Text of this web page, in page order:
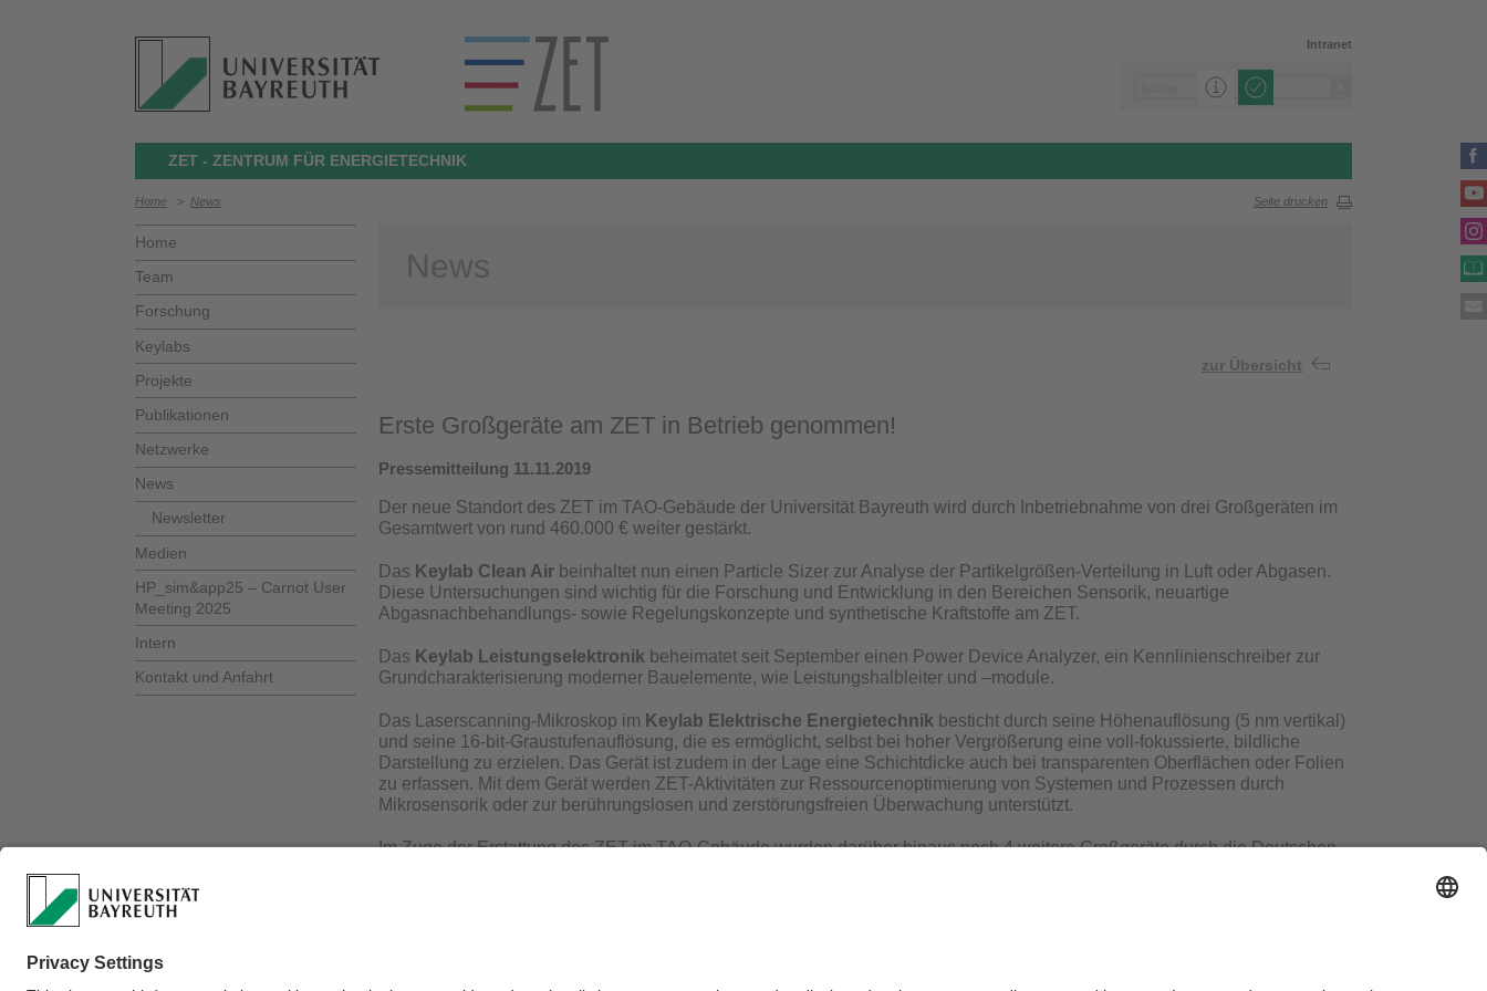
Intranet
ZET - ZENTRUM FÜR ENERGIETECHNIK
Home > News Seite drucken
Home
Team
Forschung
Keylabs
Projekte
Publikationen
Netzwerke
News
Newsletter
Medien
HP_sim&app25 – Carnot User
Meeting 2025
Intern
Kontakt und Anfahrt
News
zur Übersicht
Erste Großgeräte am ZET in Betrieb genommen!
Pressemitteilung 11.11.2019
Der neue Standort des ZET im TAO-Gebäude der Universität Bayreuth wird durch Inbetriebnahme von drei Großgeräten im
Gesamtwert von rund 460.000 € weiter gestärkt.
Das Keylab Clean Air beinhaltet nun einen Particle Sizer zur Analyse der Partikelgrößen-Verteilung in Luft oder Abgasen.
Diese Untersuchungen sind wichtig für die Forschung und Entwicklung in den Bereichen Sensorik, neuartige
Abgasnachbehandlungs- sowie Regelungskonzepte und synthetische Kraftstoffe am ZET.
Das Keylab Leistungselektronik beheimatet seit September einen Power Device Analyzer, ein Kennlinienschreiber zur
Grundcharakterisierung moderner Bauelemente, wie Leistungshalbleiter und –module.
Das Laserscanning-Mikroskop im Keylab Elektrische Energietechnik besticht durch seine Höhenauflösung (5 nm vertikal)
und seine 16-bit-Graustufenauflösung, die es ermöglicht, selbst bei hoher Vergrößerung eine voll-fokussierte, bildliche
Darstellung zu erzielen. Das Gerät ist zudem in der Lage eine Schichtdicke auch bei transparenten Oberflächen oder Folien
zu erfassen. Mit dem Gerät werden ZET-Aktivitäten zur Ressourcenoptimierung von Systemen und Prozessen durch
Mikrosensorik oder zur berührungslosen und zerstörungsfreien Überwachung unterstützt.
Im Zuge der Erstattung des ZET im TAO-Gebäude wurden darüber hinaus noch 4 weitere Großgeräte durch die Deutschen